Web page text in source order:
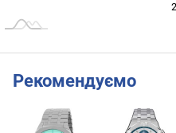
Рекомендуємо